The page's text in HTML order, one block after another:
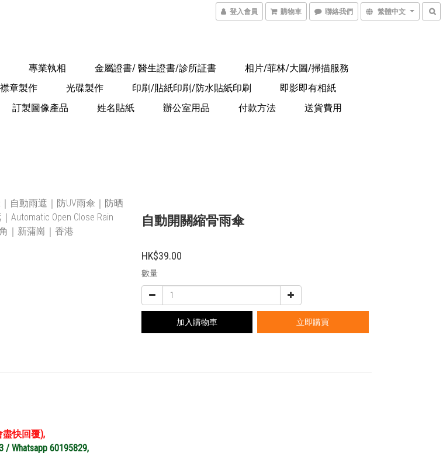
登入會員 購物車 聯絡我們 繁體中文
專業執相 金屬證書/ 醫生證書/診所証書
相片/菲林/大圖/掃描服務
襟章製作 光碟製作 印刷/貼紙印刷/防水貼紙印刷
即影即有相紙
訂製圖像產品 姓名貼紙 辦公室用品 付款方法
送貨費用
自動開關縮骨雨傘
HK$39.00
數量
加入購物車 立即購買
盡快回覆),
Whatsapp 60195829,